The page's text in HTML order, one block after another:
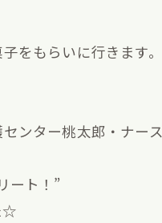
をもらいに行きます。
ンター桃太郎・ナ
ート！”
☆